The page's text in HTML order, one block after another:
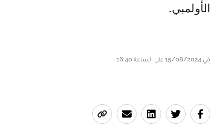
الأولمبي.
في 15/08/2024 على الساعة 16:40